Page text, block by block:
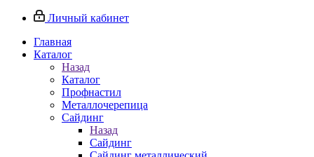
Личный кабинет
Главная
Каталог
Назад
Каталог
Профнастил
Металлочерепица
Сайдинг
Назад
Сайдинг